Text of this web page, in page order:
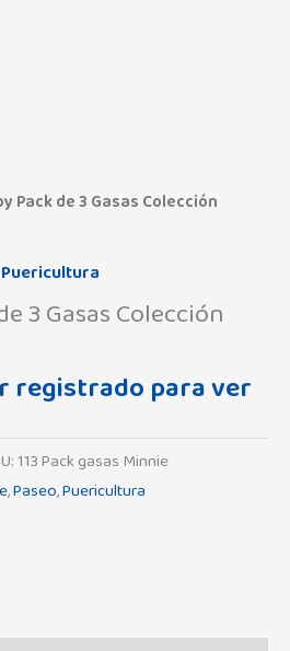
Pack de 3 Gasas Colección
Puericultura
3 Gasas Colección
registrado para ver
113 Pack gasas Minnie
,Paseo,Puericultura